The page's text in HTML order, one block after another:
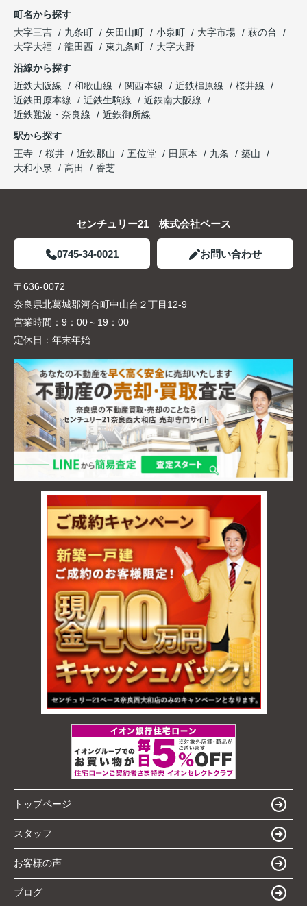
町名から探す
大字三吉
九条町 矢田山町 小泉町 大字市場
萩の台
大字大福
龍田西 東九条町
大字大野
沿線から探す
近鉄大阪線
和歌山線 関西本線 近鉄橿原線
桜井線
近鉄田原本線
近鉄生駒線
近鉄南大阪線
近鉄難波・奈良線
近鉄御所線
駅から探す
王寺
桜井 近鉄郡山 五位堂 田原本 九条
築山
大和小泉
高田 香芝
センチュリー21 株式会社ベース
0745-34-0021 お問い合わせ
〒636-0072
奈良県北葛城郡河合町中山台２丁目12-9
営業時間： 9：00～19：00
定休日： 年末年始
トップページ
スタッフ
お客様の声
ブログ